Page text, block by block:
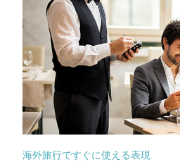
海外旅行ですぐに使える表現